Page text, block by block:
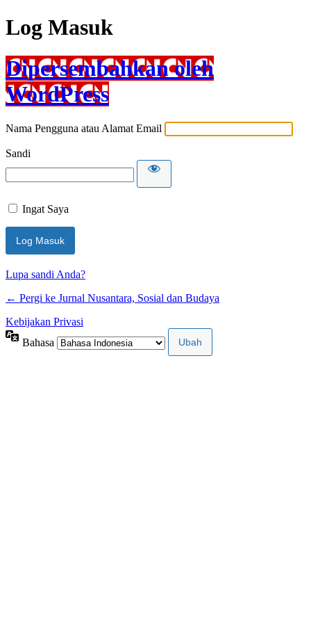
Log Masuk
Dipersembahkan oleh
WordPress
Nama Pengguna atau Alamat Email
Sandi
Ingat Saya
Lupa sandi Anda?
← Pergi ke Jurnal Nusantara, Sosial dan Budaya
Kebijakan Privasi
Bahasa